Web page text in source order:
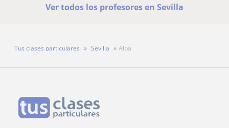
Ver todos los profesores en Sevilla
Tus clases particulares Sevilla Alba